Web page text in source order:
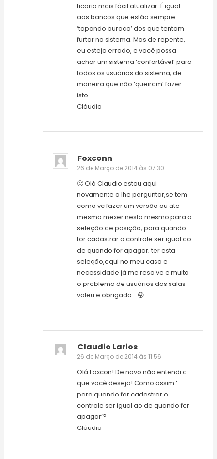
ficaria mais fácil atualizar. É igual
aos bancos que estão sempre
‘tapando buraco’ dos que tentam
furtar no sistema. Mas de repente,
eu esteja errado, e você possa
achar um sistema ‘confortável’ para
todos os usuários do sistema, de
maneira que não ‘queiram’ fazer
isto.
Cláudio
Foxconn
26 de Março de 2014 às 07:30
🙁 Olá Claudio estou aqui
novamente a lhe perguntar,se tem
como vc fazer um versão ou ate
mesmo mexer nesta mesmo para a
seleção de posição, para quando
for cadastrar o controle ser igual ao
de quando for apagar, ter esta
seleção,aqui no meu caso e
necessidade já me resolve e muito
o problema de usuários das salas,
valeu e obrigado… 😛
Claudio Larios
26 de Março de 2014 às 11:56
Olá Foxcon! De novo não entendi o
que você deseja! Como assim ‘
para quando for cadastrar o
controle ser igual ao de quando for
apagar’?
Cláudio